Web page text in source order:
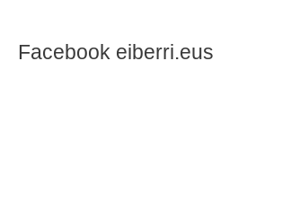
Facebook eiberri.eus